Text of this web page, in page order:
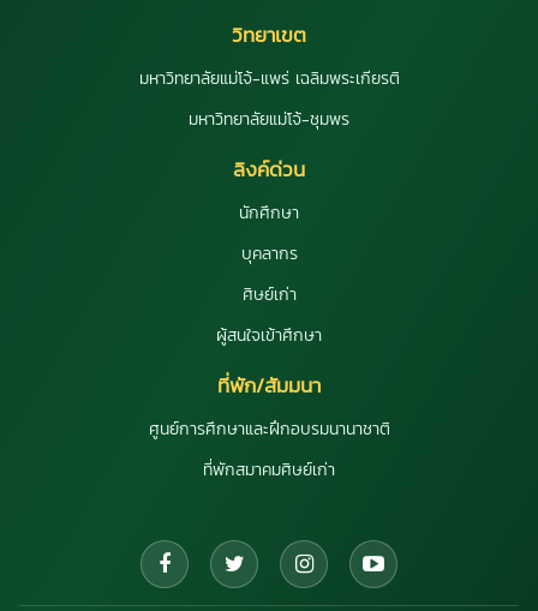
วิทยาเขต
มหาวิทยาลัยแม่โจ้-แพร่ เฉลิมพระเกียรติ
มหาวิทยาลัยแม่โจ้-ชุมพร
ลิงค์ด่วน
นักศึกษา
บุคลากร
ศิษย์เก่า
ผู้สนใจเข้าศึกษา
ที่พัก/สัมมนา
ศูนย์การศึกษาและฝึกอบรมนานาชาติ
ที่พักสมาคมศิษย์เก่า